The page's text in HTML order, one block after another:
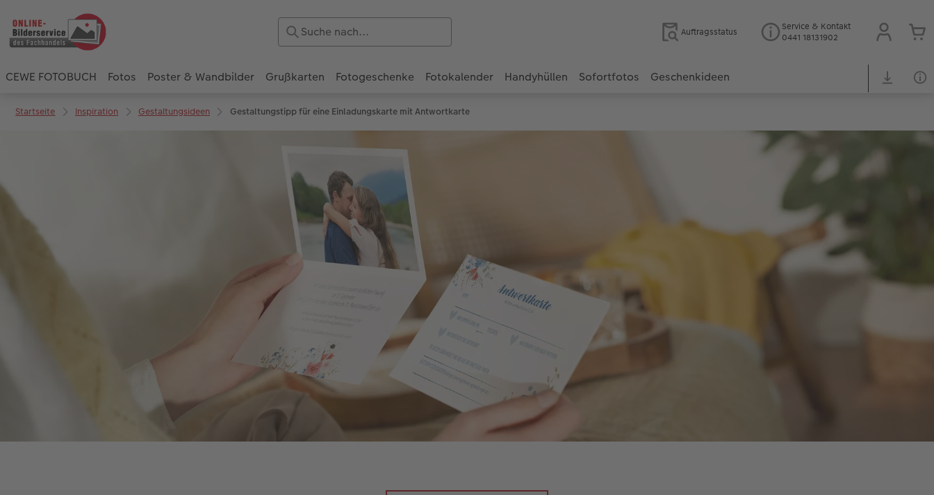
Auftragsstatus
Service & Kontakt
0441 18131902
CEWE FOTOBUCH Fotos Poster & Wandbilder Grußkarten Fotogeschenke Fotokalender Handyhüllen Sofortfotos Geschenkideen
Startseite Inspiration Gestaltungsideen Gestaltungstipp für eine Einladungskarte mit Antwortkarte